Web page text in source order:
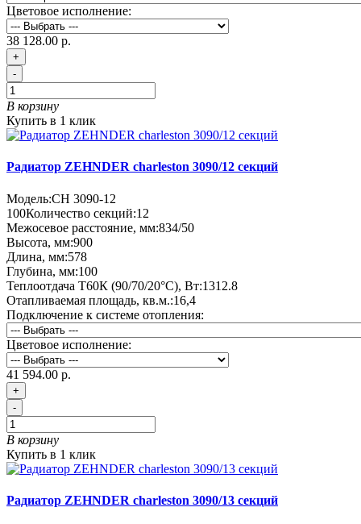
Цветовое исполнение:
38 128.00 р.
+
-
В корзину
Купить в 1 клик
Радиатор ZEHNDER charleston 3090/12 секций
Модель:CH 3090-12
100Количество секций:12
Межосевое расстояние, мм:834/50
Высота, мм:900
Длина, мм:578
Глубина, мм:100
Теплоотдача Т60К (90/70/20°C), Вт:1312.8
Отапливаемая площадь, кв.м.:16,4
Подключение к системе отопления:
Цветовое исполнение:
41 594.00 р.
+
-
В корзину
Купить в 1 клик
Радиатор ZEHNDER charleston 3090/13 секций